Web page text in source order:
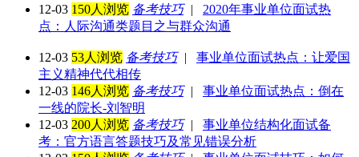
12-03 150人浏览 备考技巧|
2020年事业单位面试热
点：人际沟通类题目之与群众沟通
12-03 53人浏览 备考技巧|
事业单位面试热点：让爱国
主义精神代代相传
12-03 146人浏览 备考技巧|
事业单位面试热点：倒在
一线的院长-刘智明
12-03 200人浏览 备考技巧|
事业单位结构化面试备
考：官方语言答题技巧及常见错误分析